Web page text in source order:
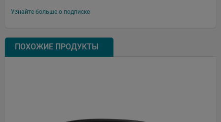
Узнайте больше о подписке
ПОХОЖИЕ ПРОДУКТЫ